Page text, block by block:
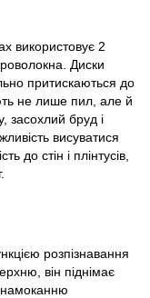
використовує 2
Диски
притискаються до
не лише пил, але й
засохлий бруд і
висуватися
до стін і плінтусів,
розпізнавання
він піднімає
намоканню